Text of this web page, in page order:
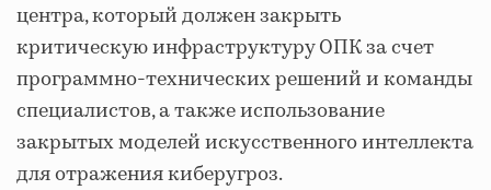
центра, который должен закрыть
критическую инфраструктуру ОПК за счет
программно‑технических решений и команды
специалистов, а также использование
закрытых моделей искусственного интеллекта
для отражения киберугроз.